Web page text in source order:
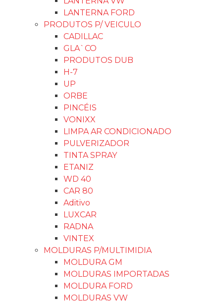
LANTERNA FORD
PRODUTOS P/ VEICULO
CADILLAC
GLA`CO
PRODUTOS DUB
H-7
UP
ORBE
PINCÉIS
VONIXX
LIMPA AR CONDICIONADO
PULVERIZADOR
TINTA SPRAY
ETANIZ
WD 40
CAR 80
Aditivo
LUXCAR
RADNA
VINTEX
MOLDURAS P/MULTIMIDIA
MOLDURA GM
MOLDURAS IMPORTADAS
MOLDURA FORD
MOLDURAS VW